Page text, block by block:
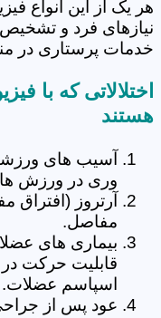
هر یک از این انواع
نیازهای فرد و
خدمات پرستاری در
اختلالاتی که با
هستند
آسیب های
وری در ورزش
آرتروز
مفاصل.
بیماری های
قابلیت حرکت در
اسپاسم عضلات.
عود پس از